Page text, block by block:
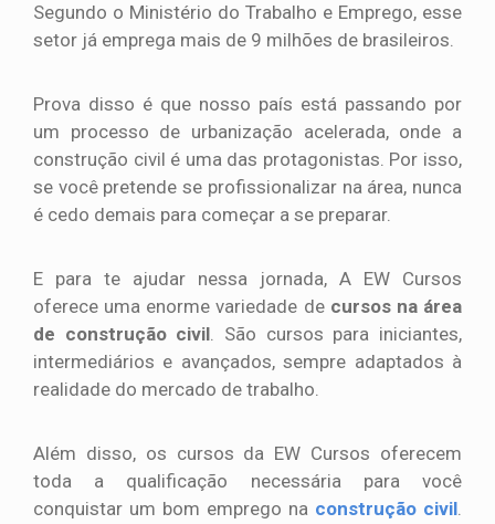
Segundo o Ministério do Trabalho e Emprego, esse
setor já emprega mais de 9 milhões de brasileiros.
Prova disso é que nosso país está passando por
um processo de urbanização acelerada, onde a
construção civil é uma das protagonistas. Por isso,
se você pretende se profissionalizar na área, nunca
é cedo demais para começar a se preparar.
E para te ajudar nessa jornada, A EW Cursos
oferece uma enorme variedade de cursos na área
de construção civil. São cursos para iniciantes,
intermediários e avançados, sempre adaptados à
realidade do mercado de trabalho.
Além disso, os cursos da EW Cursos oferecem
toda a qualificação necessária para você
conquistar um bom emprego na construção civil.